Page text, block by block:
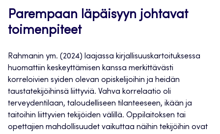
Parempaan läpäisyyn johtavat
toimenpiteet
Rahmanin ym. (2024) laajassa kirjallisuuskartoituksessa
huomattiin keskeyttämisen kanssa merkittävästi
korreloivien syiden olevan opiskelijoihin ja heidän
taustatekijöihinsä liittyviä. Vahva korrelaatio oli
terveydentilaan, taloudelliseen tilanteeseen, ikään ja
taitoihin liittyvien tekijöiden välillä. Oppilaitoksen tai
opettajien mahdollisuudet vaikuttaa näihin tekijöihin ovat